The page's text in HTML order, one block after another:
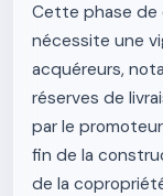
Cette phase de
nécessite une
acquéreurs,
réserves de
par le
fin de la
de la